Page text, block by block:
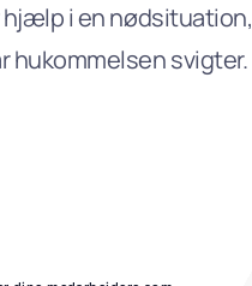
hjælp i en nødsituation,
hukommelsen svigter.